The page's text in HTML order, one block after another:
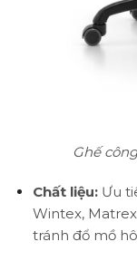
Ghế
Chất liệu:Ưu
Wintex,
tránh đổ mồ